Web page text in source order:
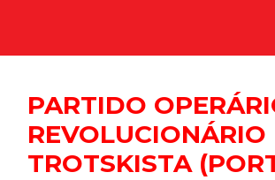
PARTIDO
REVOLUCIONÁRIO
TROTSKISTA